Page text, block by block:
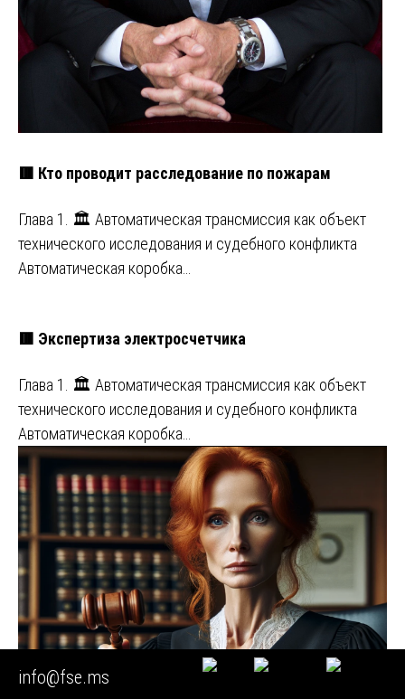
🟥 Кто проводит расследование по пожарам
Глава 1. 🏛️ Автоматическая трансмиссия как объект
технического исследования и судебного конфликта
Автоматическая коробка…
🟥 Экспертиза электросчетчика
Глава 1. 🏛️ Автоматическая трансмиссия как объект
технического исследования и судебного конфликта
Автоматическая коробка…
info@fse.ms